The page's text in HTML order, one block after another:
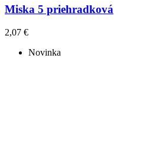
Miska 5 priehradková
2,07 €
Novinka